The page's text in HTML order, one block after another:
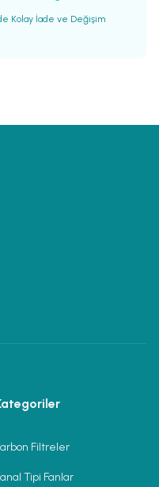
Kolay İade ve Değişim
Filtreler
Tipi Fanlar